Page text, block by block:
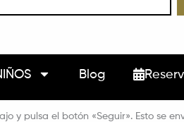
Blog
pulsa el botón «Seguir». Esto se